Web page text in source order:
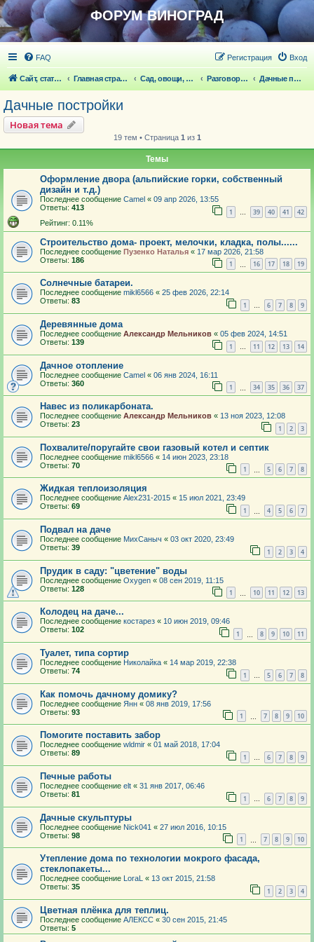
ФОРУМ ВИНОГРАД
FAQ Вход
Регистрация
Сайт, статьи Главная страница Сад, овощи, ягодники, цветы, беседка Разговоры обо всем что волнует Дачные постройки
Дачные постройки
Новая тема
19 тем • Страница 1 из 1
Темы
Оформление двора (альпийские горки, собственный
дизайн и т.д.)
Последнее сообщение Camel « 09 апр 2026, 13:55
Ответы: 413 1 … 39 40 41 42
Рейтинг: 0.11%
Строительство дома- проект, мелочки, кладка, полы......
Последнее сообщение Пузенко Наталья « 17 мар 2026, 21:58
Ответы: 186 1 16 17 18 19
Солнечные батареи.
Последнее сообщение mikl6566 « 25 фев 2026, 22:14
Ответы: 83 1 … 6 7 8 9
Деревянные дома
Последнее сообщение Александр Мельников « 05 фев 2024, 14:51
Ответы: 139 1 … 11 12 13 14
Дачное отопление
Последнее сообщение Camel « 06 янв 2024, 16:11
Ответы: 360 1 34 35 36 37
Навес из поликарбоната.
Последнее сообщение Александр Мельников « 13 ноя 2023, 12:08
Ответы: 23 1 2 3
Похвалите/поругайте свои газовый котел и септик
Последнее сообщение mikl6566 « 14 июн 2023, 23:18
Ответы: 70 1 5 6 7 8
Жидкая теплоизоляция
Последнее сообщение Alex231-2015 « 15 июл 2021, 23:49
Ответы: 69 1 4 5 6 7
Подвал на даче
Последнее сообщение МихСаныч « 03 окт 2020, 23:49
Ответы: 39 1 2 3 4
Прудик в саду: "цветение" воды
Последнее сообщение Oxygen « 08 сен 2019, 11:15
Ответы: 128 1 10 11 12 13
Колодец на даче...
Последнее сообщение костарез « 10 июн 2019, 09:46
Ответы: 102 1 8 9 10 11
Туалет, типа сортир
Последнее сообщение Николайка « 14 мар 2019, 22:38
Ответы: 74 1 … 5 6 7 8
Как помочь дачному домику?
Последнее сообщение Янн « 08 янв 2019, 17:56
Ответы: 93 1 7 8 9 10
Помогите поставить забор
Последнее сообщение wldmir « 01 май 2018, 17:04
Ответы: 89 1 … 6 7 8 9
Печные работы
Последнее сообщение elt « 31 янв 2017, 06:46
Ответы: 81 1 … 6 7 8 9
Дачные скульптуры
Последнее сообщение Nick041 « 27 июл 2016, 10:15
Ответы: 98 1 7 8 9 10
Утепление дома по технологии мокрого фасада,
стеклопакеты...
Последнее сообщение LoraL « 13 окт 2015, 21:58
Ответы: 35 1 2 3 4
Цветная плёнка для теплиц.
Последнее сообщение АЛЕКСС « 30 сен 2015, 21:45
Ответы: 5